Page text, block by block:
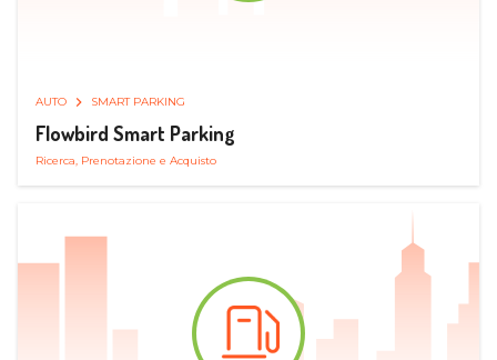
AUTO SMART PARKING
Flowbird Smart Parking
Ricerca, Prenotazione e Acquisto